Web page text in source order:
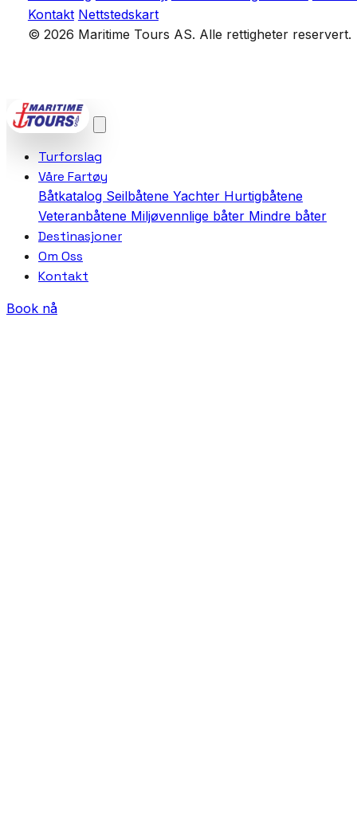
Kontakt Nettstedskart
© 2026 Maritime Tours AS. Alle rettigheter reservert.
Turforslag
Våre Fartøy
Båtkatalog Seilbåtene Yachter Hurtigbåtene
Veteranbåtene Miljøvennlige båter Mindre båter
Destinasjoner
Om Oss
Kontakt
Book nå